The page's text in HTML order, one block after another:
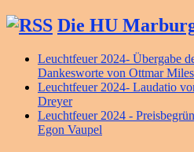
Die HU
Leuchtfeuer 2024- Übergabe
Dankesworte von Ottmar
Leuchtfeuer 2024- Laudatio
Dreyer
Leuchtfeuer 2024 -
Egon Vaupel